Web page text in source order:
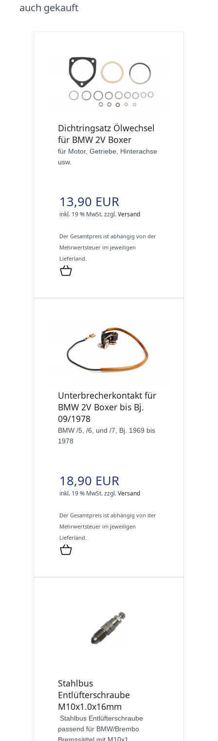
auch gekauft
Dichtringsatz Ölwechsel
für BMW 2V Boxer
für Motor, Getriebe, Hinterachse
usw.
13,90 EUR
inkl. 19 % MwSt.zzgl.Versand
Der Gesamtpreis ist abhängig von der
Mehrwertsteuer im jeweiligen
Lieferland.
Unterbrecherkontakt für
BMW 2V Boxer bis Bj.
09/1978
BMW /5, /6, und /7, Bj. 1969 bis
1978
18,90 EUR
inkl. 19 % MwSt.zzgl.Versand
Der Gesamtpreis ist abhängig von der
Mehrwertsteuer im jeweiligen
Lieferland.
Stahlbus
Entlüfterschraube
M10x1.0x16mm
Stahlbus Entlüfterschraube
passend für BMW/Brembo